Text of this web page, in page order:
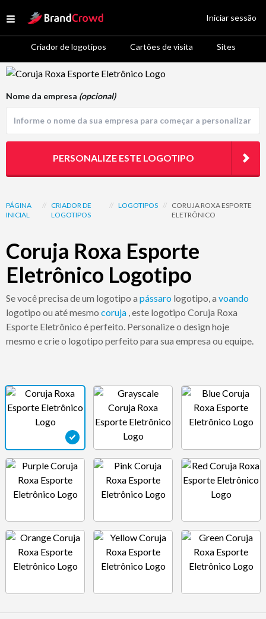
Open menu
Site Logo
Criador de logotipos Cartões de visita Sites
Iniciar sessão
Logo Template Preview
PÁGINA
INICIAL
// CRIADOR DE
LOGOTIPOS
// LOGOTIPOS // CORUJA ROXA ESPORTE
ELETRÔNICO
Coruja Roxa Esporte
Eletrônico Logotipo
Se você precisa de um logotipo a pássaro logotipo, a voando
logotipo ou até mesmo coruja , este logotipo Coruja Roxa
Esporte Eletrônico é perfeito. Personalize o design hoje
mesmo e crie o logotipo perfeito para sua empresa ou equipe.
Nome da empresa (opcional)
PERSONALIZE ESTE LOGOTIPO